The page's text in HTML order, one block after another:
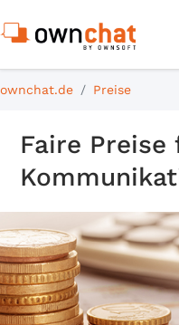
ownchat.de Preise
Faire